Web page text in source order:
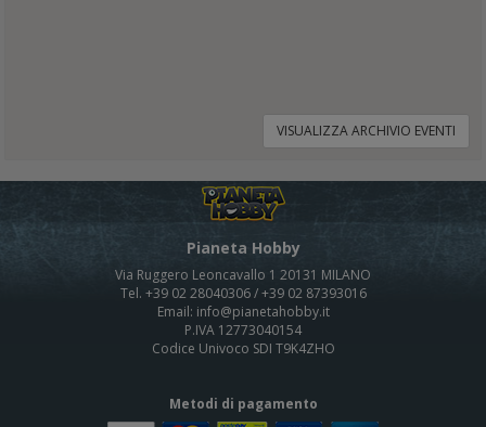
VISUALIZZA ARCHIVIO EVENTI
Pianeta Hobby
Via Ruggero Leoncavallo 1 20131 MILANO
Tel. +39 02 28040306 / +39 02 87393016
Email: info@pianetahobby.it
P.IVA 12773040154
Codice Univoco SDI T9K4ZHO
Metodi di pagamento